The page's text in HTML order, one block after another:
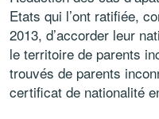
Etats qui l’ont ratifiée,
2013, d’accorder leur
le territoire de parents
trouvés de parents
certificat de nationalité